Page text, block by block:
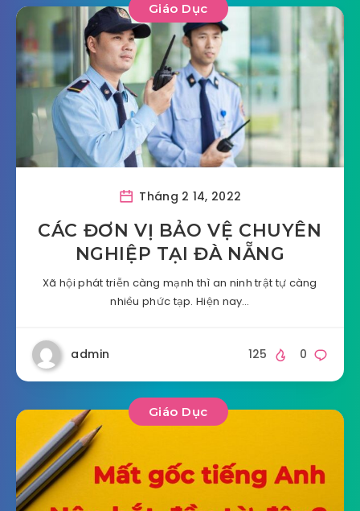
Giáo Dục
Tháng 2 14, 2022
CÁC ĐƠN VỊ BẢO VỆ CHUYÊN
NGHIỆP TẠI ĐÀ NẴNG
Xã hội phát triễn càng mạnh thì an ninh trật tự càng
nhiều phức tạp. Hiện nay…
admin 0
125
Giáo Dục